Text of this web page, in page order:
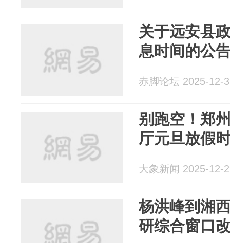
关于远安县
息时间的公
赤脚论坛 2025-12-
别跑空！郑
厅元旦放假
大象新闻 2025-12-
杨洪峰到湘
研综合窗口